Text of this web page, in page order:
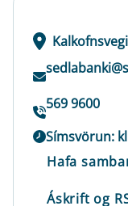
569 9600
Símsvörun:
Hafa
Áskrift og